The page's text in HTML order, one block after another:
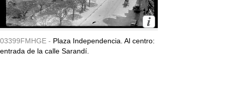
03399FMHGE - Plaza Independencia. Al centro:
entrada de la calle Sarandí.